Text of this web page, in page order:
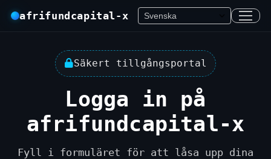
afrifundcapital-x
Säkert tillgångsportal
Logga in på
afrifundcapital-x
Fyll i formuläret för att låsa upp dina